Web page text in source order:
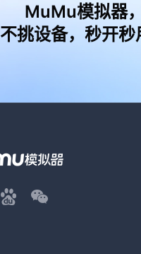
MuMu模拟器，
不挑设备，秒开秒